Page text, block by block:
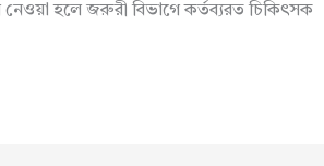
হলে জরুরী বিভাগে কর্তব্যরত চিকিৎসক